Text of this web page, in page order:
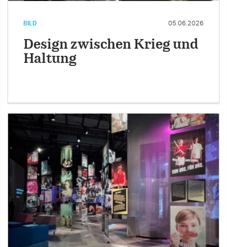
BILD 05.06.2026
Design zwischen Krieg und
Haltung